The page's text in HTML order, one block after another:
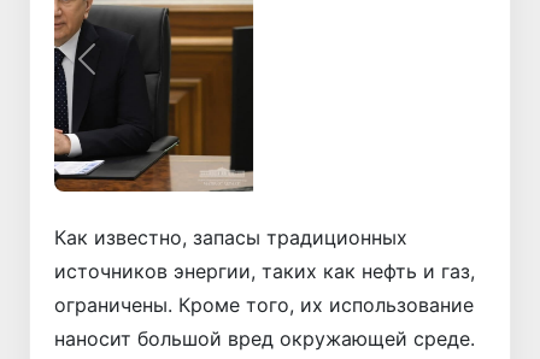
Назад
Как известно, запасы традиционных
источников энергии, таких как нефть и газ,
ограничены. Кроме того, их использование
наносит большой вред окружающей среде.